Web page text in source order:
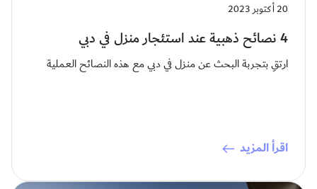
20 أكتوبر 2023
4 نصائح ذهبية عند استئجار منزل في دبي
ارتقِ بتجربة البحث عن منزل في دبي مع هذه النصائح العملية
اقرأ المزيد